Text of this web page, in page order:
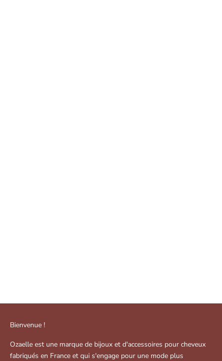
Bienvenue !
Ozaelle est une marque de bijoux et d'accessoires pour cheveux
fabriqués en France et qui s'engage pour une mode plus